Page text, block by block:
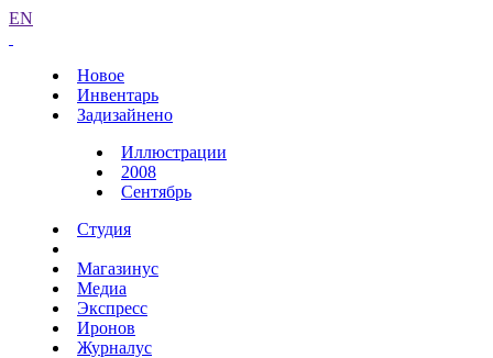
EN
Новое
Инвентарь
Задизайнено
Иллюстрации
2008
Сентябрь
Студия
Магазинус
Медиа
Экспресс
Иронов
Журналус